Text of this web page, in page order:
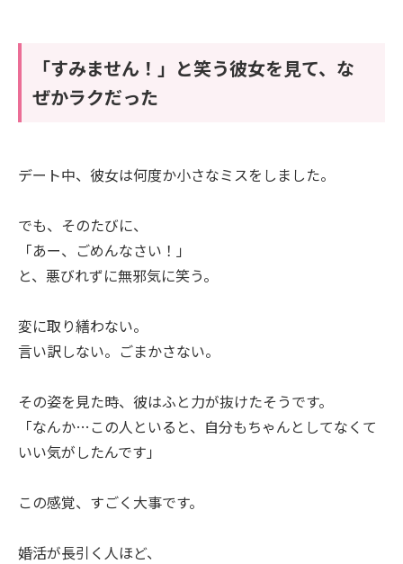
「すみません！」と笑う彼女を見て、な
ぜかラクだった
デート中、彼女は何度か小さなミスをしました。
でも、そのたびに、
「あー、ごめんなさい！」
と、悪びれずに無邪気に笑う。
変に取り繕わない。
言い訳しない。ごまかさない。
その姿を見た時、彼はふと力が抜けたそうです。
「なんか…この人といると、自分もちゃんとしてなくて
いい気がしたんです」
この感覚、すごく大事です。
婚活が長引く人ほど、